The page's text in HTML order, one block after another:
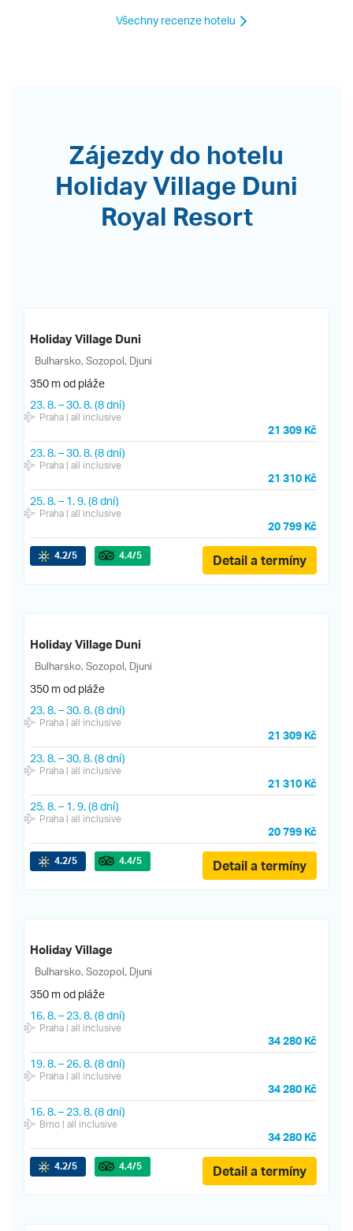
Všechny recenze hotelu
Zájezdy do hotelu
Holiday Village Duni
Royal Resort
Holiday Village Duni
Bulharsko, Sozopol, Djuni
350 m od pláže
23. 8.–30. 8.(8 dní)
Praha| all inclusive
21 309 Kč
23. 8.–30. 8.(8 dní)
Praha| all inclusive
21 310 Kč
25. 8.– 1. 9.(8 dní)
Praha| all inclusive
20 799 Kč
4.2/5 4.4/5 Detail a termíny
Holiday Village Duni
Bulharsko, Sozopol, Djuni
350 m od pláže
23. 8.–30. 8.(8 dní)
Praha| all inclusive
21 309 Kč
23. 8.–30. 8.(8 dní)
Praha| all inclusive
21 310 Kč
25. 8.– 1. 9.(8 dní)
Praha| all inclusive
20 799 Kč
4.2/5 4.4/5 Detail a termíny
Holiday Village
Bulharsko, Sozopol, Djuni
350 m od pláže
16. 8.– 23. 8.(8 dní)
Praha| all inclusive
34 280 Kč
19. 8.– 26. 8.(8 dní)
Praha| all inclusive
34 280 Kč
16. 8.– 23. 8.(8 dní)
Brno| all inclusive
34 280 Kč
4.2/5 4.4/5 Detail a termíny